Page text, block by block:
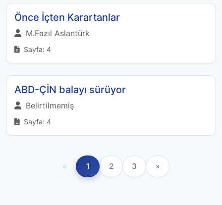
Önce İçten Karartanlar
M.Fazıl Aslantürk
Sayfa: 4
ABD-ÇİN balayı sürüyor
Belirtilmemiş
Sayfa: 4
« 1 2 3 »